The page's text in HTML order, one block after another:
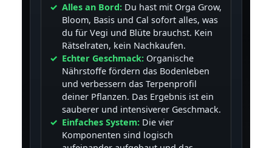
Alles an Bord:Du hast mit Orga Grow,
Bloom, Basis und Cal sofort alles, was
du für Vegi und Blüte brauchst. Kein
Rätselraten, kein Nachkaufen.
Echter Geschmack:Organische
Nährstoffe fördern das Bodenleben
und verbessern das Terpenprofil
deiner Pflanzen. Das Ergebnis ist ein
sauberer und intensiverer Geschmack.
Einfaches System:Die vier
Komponenten sind logisch